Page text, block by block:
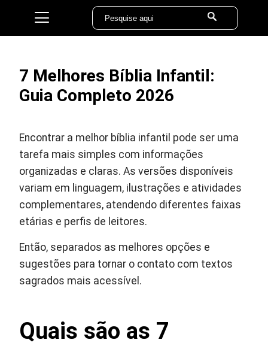
7 Melhores Bíblia Infantil:
Guia Completo 2026
Encontrar a melhor bíblia infantil pode ser uma
tarefa mais simples com informações
organizadas e claras. As versões disponíveis
variam em linguagem, ilustrações e atividades
complementares, atendendo diferentes faixas
etárias e perfis de leitores.
Então, separados as melhores opções e
sugestões para tornar o contato com textos
sagrados mais acessível.
Quais são as 7